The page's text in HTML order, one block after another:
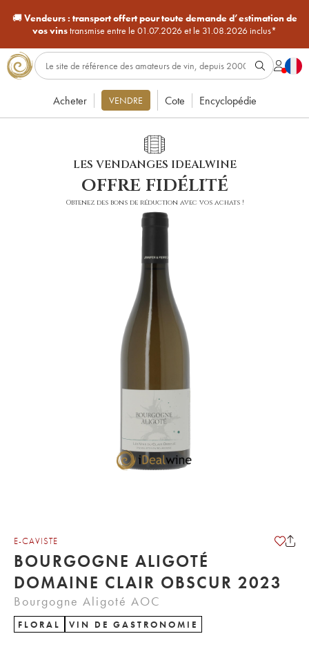
🚚Vendeurs : transport offert pour toute demande d’estimation de
vos vinstransmise entre le 01.07.2026 et le 31.08.2026 inclus*
Acheter VENDRE Cote Encyclopédie
LES VENDANGES IDEALWINE
offre fidélité
Obtenez des bons de réduction avec vos achats !
E-CAVISTE
BOURGOGNE ALIGOTÉ
DOMAINE CLAIR OBSCUR 2023
Bourgogne Aligoté AOC
FLORAL VIN DE GASTRONOMIE